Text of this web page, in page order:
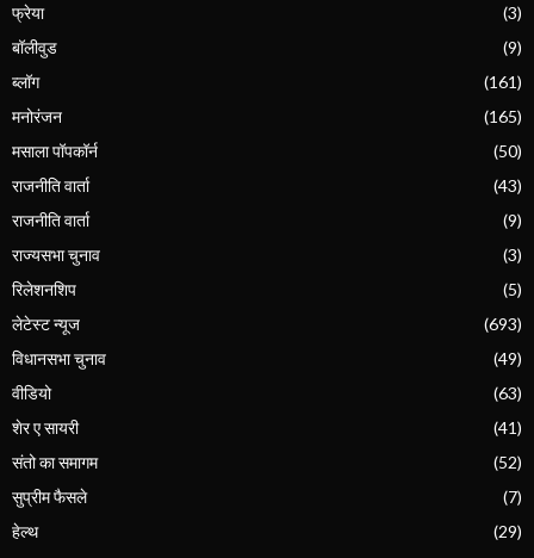
फ्रेया
(3)
बॉलीवुड
(9)
ब्लॉग
(161)
मनोरंजन
(165)
मसाला पॉपकॉर्न
(50)
राजनीति वार्ता
(43)
राजनीति वार्ता
(9)
राज्यसभा चुनाव
(3)
रिलेशनशिप
(5)
लेटेस्ट न्यूज
(693)
विधानसभा चुनाव
(49)
वीडियो
(63)
शेर ए सायरी
(41)
संतो का समागम
(52)
सुप्रीम फैसले
(7)
हेल्थ
(29)